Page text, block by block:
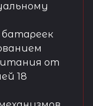
батареек
от
18